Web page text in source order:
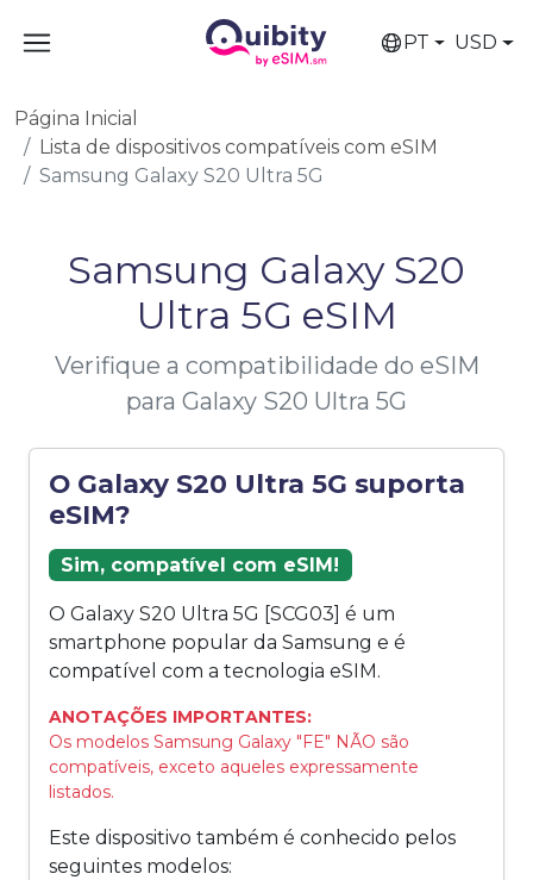
PT USD
Página Inicial
Lista de dispositivos compatíveis com eSIM
Samsung Galaxy S20 Ultra 5G
Samsung Galaxy S20
Ultra 5G eSIM
Verifique a compatibilidade do eSIM
para Galaxy S20 Ultra 5G
O Galaxy S20 Ultra 5G suporta
eSIM?
Sim, compatível com eSIM!
O Galaxy S20 Ultra 5G [SCG03] é um
smartphone popular da Samsung e é
compatível com a tecnologia eSIM.
ANOTAÇÕES IMPORTANTES:
Os modelos Samsung Galaxy "FE" NÃO são
compatíveis, exceto aqueles expressamente
listados.
Este dispositivo também é conhecido pelos
seguintes modelos: